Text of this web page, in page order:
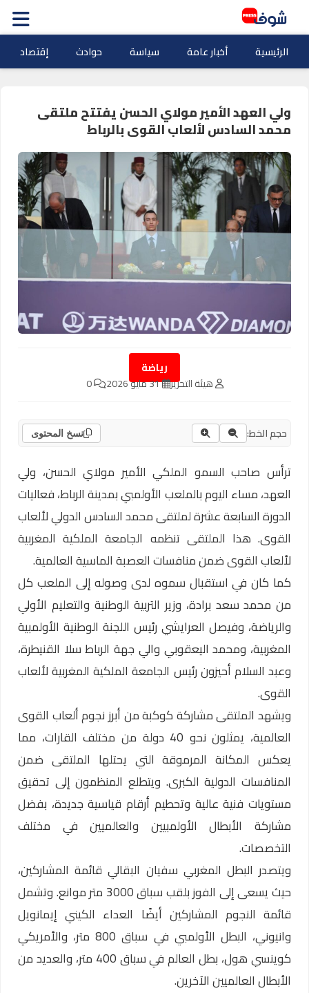
الرئيسية أخبار عامة سياسة حوادث إقتصاد
ولي العهد الأمير مولاي الحسن يفتتح ملتقى
محمد السادس لألعاب القوى بالرباط
رياضة
هيئة التحرير 31 مايو 2026 0
حجم الخط: نسخ المحتوى
ترأس صاحب السمو الملكي الأمير مولاي الحسن، ولي
العهد، مساء اليوم بالملعب الأولمبي بمدينة الرباط، فعاليات
الدورة السابعة عشرة لملتقى محمد السادس الدولي لألعاب
القوى. هذا الملتقى تنظمه الجامعة الملكية المغربية
لألعاب القوى ضمن منافسات العصبة الماسية العالمية.
كما كان في استقبال سموه لدى وصوله إلى الملعب كل
من محمد سعد برادة، وزير التربية الوطنية والتعليم الأولي
والرياضة، وفيصل العرايشي رئيس اللجنة الوطنية الأولمبية
المغربية، ومحمد اليعقوبي والي جهة الرباط سلا القنيطرة،
وعبد السلام أحيزون رئيس الجامعة الملكية المغربية لألعاب
القوى.
ويشهد الملتقى مشاركة كوكبة من أبرز نجوم ألعاب القوى
العالمية، يمثلون نحو 40 دولة من مختلف القارات، مما
يعكس المكانة المرموقة التي يحتلها الملتقى ضمن
المنافسات الدولية الكبرى. ويتطلع المنظمون إلى تحقيق
مستويات فنية عالية وتحطيم أرقام قياسية جديدة، بفضل
مشاركة الأبطال الأولمبيين والعالميين في مختلف
التخصصات.
ويتصدر البطل المغربي سفيان البقالي قائمة المشاركين،
حيث يسعى إلى الفوز بلقب سباق 3000 متر موانع. وتشمل
قائمة النجوم المشاركين أيضًا العداء الكيني إيمانويل
وانيوني، البطل الأولمبي في سباق 800 متر، والأمريكي
كوينسي هول، بطل العالم في سباق 400 متر، والعديد من
الأبطال العالميين الآخرين.